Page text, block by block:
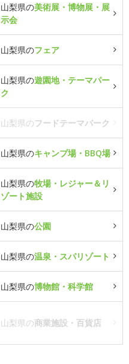
山梨県の美術展・博物展・展
示会
山梨県のフェア
山梨県の遊園地・テーマパー
ク
山梨県のフードテーマパーク
山梨県のキャンプ場・BBQ場
山梨県の牧場・レジャー＆リ
ゾート施設
山梨県の公園
山梨県の温泉・スパリゾート
山梨県の博物館・科学館
山梨県の商業施設・百貨店